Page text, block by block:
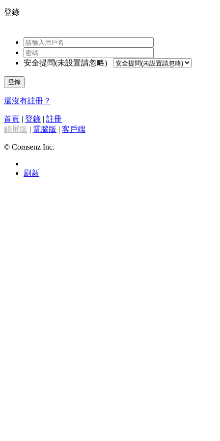
登錄
安全提問(未設置請忽略)
登錄
還沒有註冊？
首頁 | 登錄 | 註冊
觸屏版 | 電腦版 | 客戶端
© Comsenz Inc.
刷新